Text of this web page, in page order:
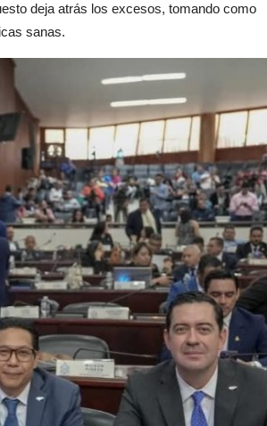
deja atrás los excesos, tomando como
sanas.